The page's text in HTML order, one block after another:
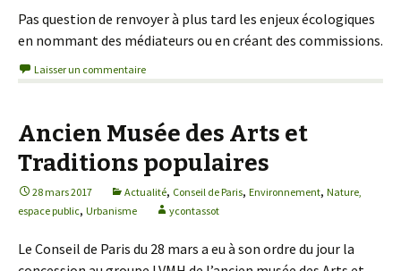
Pas question de renvoyer à plus tard les enjeux écologiques
en nommant des médiateurs ou en créant des commissions.
Laisser un commentaire
Ancien Musée des Arts et
Traditions populaires
28 mars 2017 Actualité, Conseil de Paris, Environnement, Nature,
espace public, Urbanisme ycontassot
Le Conseil de Paris du 28 mars a eu à son ordre du jour la